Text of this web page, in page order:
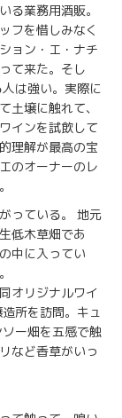
る業務用酒販。
フを惜しみなく
ョン・エ・ナチ
て来た。そし
は強い。実際に
土壌に触れて、
インを試飲して
理解が最高の宝
のオーナーのレ
っている。 地元
低木草畑であ
中に入ってい
オリジナルワイ
所を訪問。キュ
ー畑を五感で触
など香草がいっ